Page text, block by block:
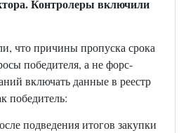
Контролеры включили
что причины пропуска срока
победителя, а не форс-
включать данные в реестр
победитель:
подведения итогов закупки